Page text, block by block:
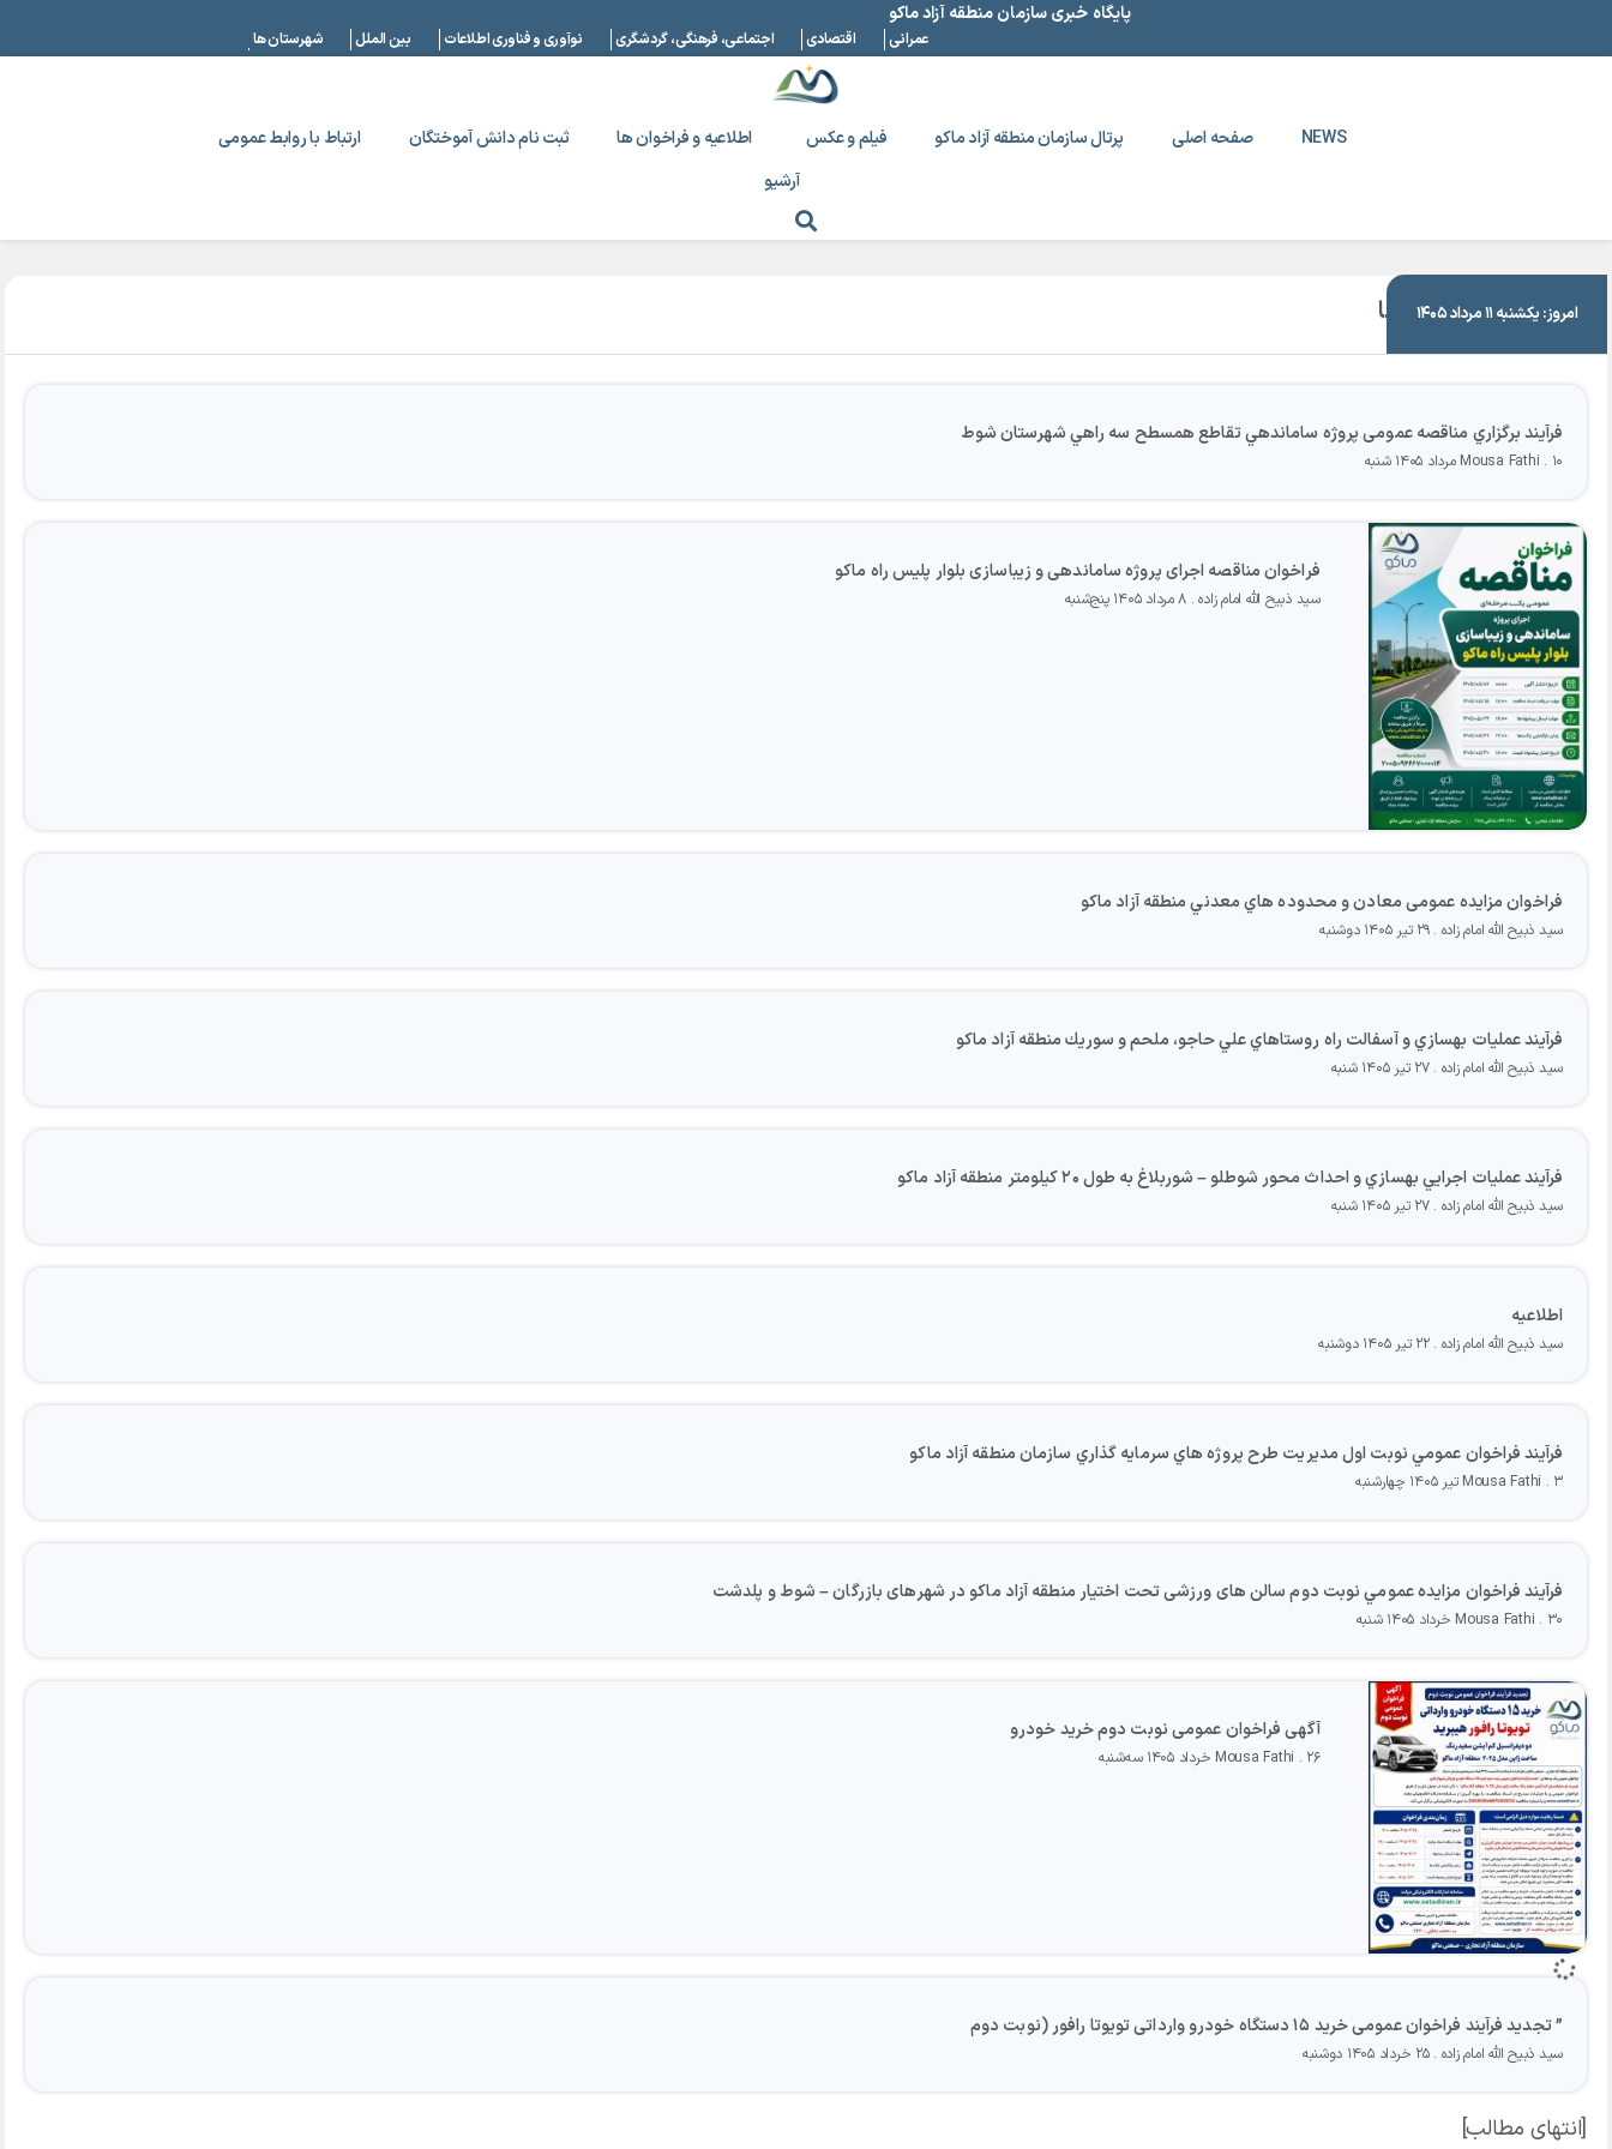
پایگاه خبری سازمان منطقه آزاد ماکو
عمرانی اقتصادی اجتماعی، فرهنگی، گردشگری نوآوری و فناوری اطلاعات بین الملل شهرستان ها
NEWS صفحه اصلی پرتال سازمان منطقه آزاد ماکو فیلم و عکس اطلاعیه و فراخوان ها ثبت نام دانش آموختگان
ارتباط با روابط عمومی
آرشیو
اطلاعیه و فراخوان ها
امروز: یکشنبه ۱۱ مرداد ۱۴۰۵
فرآيند برگزاري مناقصه عمومی پروژه ساماندهي تقاطع همسطح سه راهي شهرستان شوط
Mousa Fathi ۱۰ مرداد ۱۴۰۵ شنبه
فراخوان مناقصه اجرای پروژه ساماندهی و زيباسازی بلوار پليس راه ماكو
سید ذبیح الله امام زاده ۸ مرداد ۱۴۰۵ پنج‌شنبه
فراخوان مزايده عمومی معادن و محدوده هاي معدني منطقه آزاد ماكو
سید ذبیح الله امام زاده ۲۹ تیر ۱۴۰۵ دوشنبه
فرآيند عمليات بهسازي و آسفالت راه روستاهاي علي حاجو، ملحم و سوريك منطقه آزاد ماكو
سید ذبیح الله امام زاده ۲۷ تیر ۱۴۰۵ شنبه
فرآيند عمليات اجرايي بهسازي و احداث محور شوطلو – شوربلاغ به طول ۲۰ كيلومتر منطقه آزاد ماكو
سید ذبیح الله امام زاده ۲۷ تیر ۱۴۰۵ شنبه
اطلاعیه
سید ذبیح الله امام زاده ۲۲ تیر ۱۴۰۵ دوشنبه
فرآيند فراخوان عمومي نوبت اول مديريت طرح پروژه هاي سرمايه گذاري سازمان منطقه آزاد ماکو
Mousa Fathi ۳ تیر ۱۴۰۵ چهارشنبه
فرآيند فراخوان مزایده عمومي نوبت دوم سالن های ورزشی تحت اختیار منطقه آزاد ماکو در شهرهای بازرگان – شوط و پلدشت
Mousa Fathi ۳۰ خرداد ۱۴۰۵ شنبه
آگهی فراخوان عمومی نوبت دوم خرید خودرو
Mousa Fathi ۲۶ خرداد ۱۴۰۵ سه‌شنبه
” تجدید فرآيند فراخوان عمومی خرید ۱۵ دستگاه خودرو وارداتی تویوتا رافور (نوبت دوم
سید ذبیح الله امام زاده ۲۵ خرداد ۱۴۰۵ دوشنبه
[انتهای مطالب]